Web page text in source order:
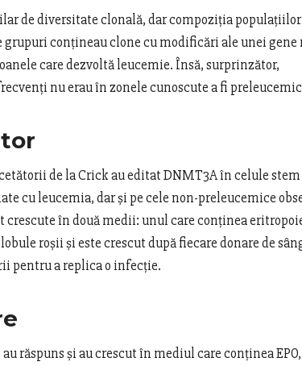
de diversitate clonală, dar compoziția populațiilor
conțineau clone cu modificări ale unei
care dezvoltă leucemie. Însă, surprinzător,
nu erau în zonele cunoscute a fi
de la Crick au editat DNMT3A în celule
cu leucemia, dar și pe cele non-preleucemice
crescute în două medii: unul care conținea
roșii și este crescut după fiecare donare de
pentru a replica o infecție.
răspuns și au crescut în mediul care conținea